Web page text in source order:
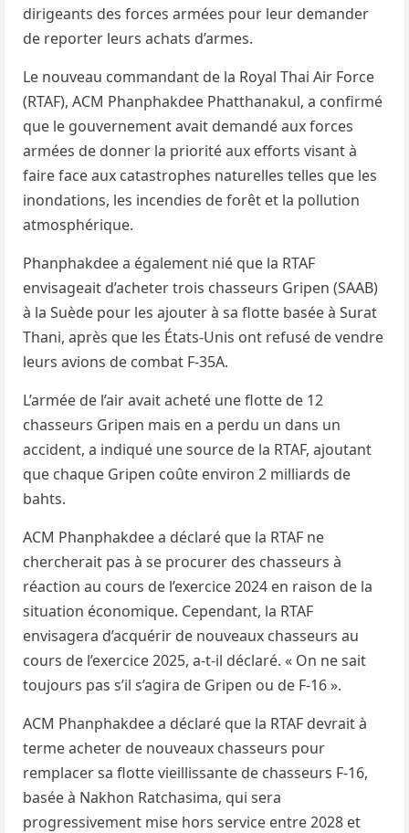
dirigeants des forces armées pour leur demander
de reporter leurs achats d’armes.
Le nouveau commandant de la Royal Thai Air Force
(RTAF), ACM Phanphakdee Phatthanakul, a confirmé
que le gouvernement avait demandé aux forces
armées de donner la priorité aux efforts visant à
faire face aux catastrophes naturelles telles que les
inondations, les incendies de forêt et la pollution
atmosphérique.
Phanphakdee a également nié que la RTAF
envisageait d’acheter trois chasseurs Gripen (SAAB)
à la Suède pour les ajouter à sa flotte basée à Surat
Thani, après que les États-Unis ont refusé de vendre
leurs avions de combat F-35A.
L’armée de l’air avait acheté une flotte de 12
chasseurs Gripen mais en a perdu un dans un
accident, a indiqué une source de la RTAF, ajoutant
que chaque Gripen coûte environ 2 milliards de
bahts.
ACM Phanphakdee a déclaré que la RTAF ne
chercherait pas à se procurer des chasseurs à
réaction au cours de l’exercice 2024 en raison de la
situation économique. Cependant, la RTAF
envisagera d’acquérir de nouveaux chasseurs au
cours de l’exercice 2025, a-t-il déclaré. « On ne sait
toujours pas s’il s’agira de Gripen ou de F-16 ».
ACM Phanphakdee a déclaré que la RTAF devrait à
terme acheter de nouveaux chasseurs pour
remplacer sa flotte vieillissante de chasseurs F-16,
basée à Nakhon Ratchasima, qui sera
progressivement mise hors service entre 2028 et